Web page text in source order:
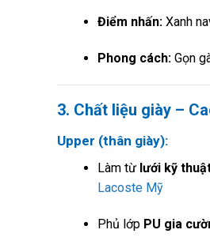
Điểm nhấn:Xanh
Phong cách:Gọn
3. Chất liệu giày –
Upper (thân giày):
Làm từ lưới kỹ
Lacoste Mỹ
Phủ lớp PU gia